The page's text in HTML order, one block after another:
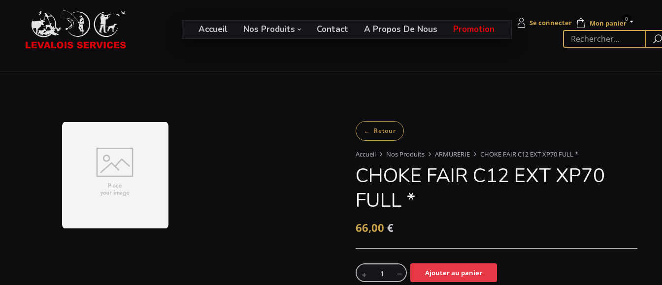
Accueil Nos Produits Contact A Propos De Nous Promotion
0
Accueil Nos Produits ARMURERIE CHOKE FAIR C12 EXT XP70 FULL *
CHOKE FAIR C12 EXT XP70
FULL *
66,00 €
Ajouter au panier